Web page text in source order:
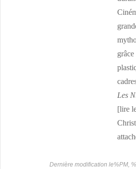
Les
[lire
Dernière modification le%PM,